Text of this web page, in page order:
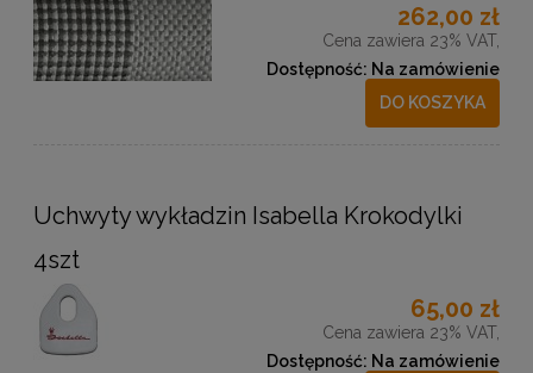
262,00 zł
Cena zawiera 23% VAT,
Dostępność: Na zamówienie
DO KOSZYKA
Uchwyty wykładzin Isabella Krokodylki
4szt
65,00 zł
Cena zawiera 23% VAT,
Dostępność: Na zamówienie